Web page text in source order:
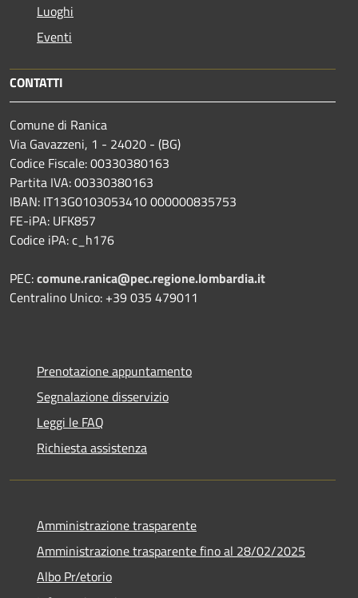
Luoghi
Eventi
CONTATTI
Comune di Ranica
Via Gavazzeni, 1 - 24020 - (BG)
Codice Fiscale: 00330380163
Partita IVA: 00330380163
IBAN: IT13G0103053410 000000835753
FE-iPA: UFK857
Codice iPA: c_h176
PEC:comune.ranica@pec.regione.lombardia.it
Centralino Unico: +39 035 479011
Prenotazione appuntamento
Segnalazione disservizio
Leggi le FAQ
Richiesta assistenza
Amministrazione trasparente
Amministrazione trasparente fino al 28/02/2025
Albo Pr/etorio